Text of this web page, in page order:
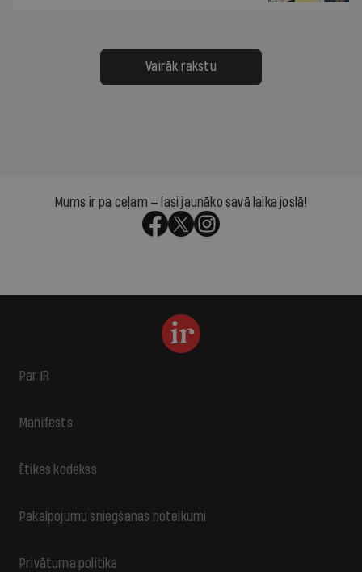
Vairāk rakstu
Mums ir pa ceļam — lasi jaunāko savā laika joslā!
Par IR
Manifests
Ētikas kodekss
Pakalpojumu sniegšanas noteikumi
Privātuma politika